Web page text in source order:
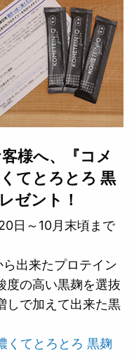
様へ、『コメ
てとろとろ 黒
ゼント！
日～10月末頃まで
出来たプロテイン
度の高い黒麹を選抜
しで加えて出来た黒
くてとろとろ 黒麹